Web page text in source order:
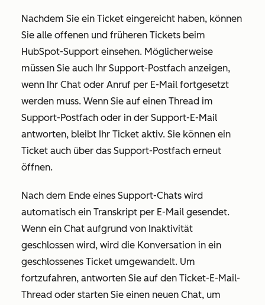
Nachdem Sie ein Ticket eingereicht haben, können
Sie alle offenen und früheren Tickets beim
HubSpot-Support einsehen. Möglicherweise
müssen Sie auch Ihr Support-Postfach anzeigen,
wenn Ihr Chat oder Anruf per E-Mail fortgesetzt
werden muss. Wenn Sie auf einen Thread im
Support-Postfach oder in der Support-E-Mail
antworten, bleibt Ihr Ticket aktiv. Sie können ein
Ticket auch über das Support-Postfach erneut
öffnen.
Nach dem Ende eines Support-Chats wird
automatisch ein Transkript per E-Mail gesendet.
Wenn ein Chat aufgrund von Inaktivität
geschlossen wird, wird die Konversation in ein
geschlossenes Ticket umgewandelt. Um
fortzufahren, antworten Sie auf den Ticket-E-Mail-
Thread oder starten Sie einen neuen Chat, um